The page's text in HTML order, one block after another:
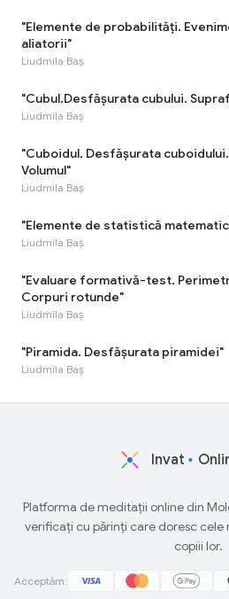
"Elemente de probabilități.
aliatorii"
Liudmila Baș
"Cubul.Desfășurata cubului.
Liudmila Baș
"Cuboidul. Desfășurata
Volumul"
Liudmila Baș
"Elemente de statistică
Liudmila Baș
"Evaluare formativă-test.
Corpuri rotunde"
Liudmila Baș
"Piramida. Desfășurata piramidei"
Liudmila Baș
Invat
Platforma de meditații online din
verificați cu părinți care doresc
copiii lor.
Acceptăm: